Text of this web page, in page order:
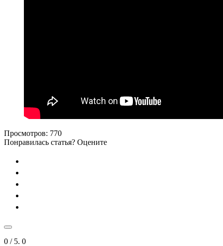
Просмотров: 770
Понравилась статья? Оцените
0 / 5. 0